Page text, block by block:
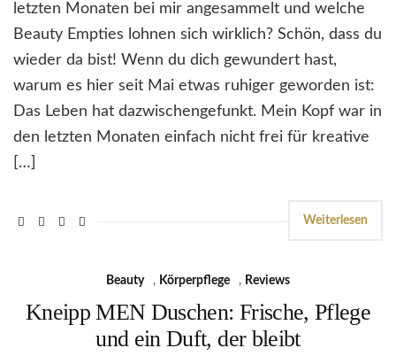
letzten Monaten bei mir angesammelt und welche
Beauty Empties lohnen sich wirklich? Schön, dass du
wieder da bist! Wenn du dich gewundert hast,
warum es hier seit Mai etwas ruhiger geworden ist:
Das Leben hat dazwischengefunkt. Mein Kopf war in
den letzten Monaten einfach nicht frei für kreative
[…]
Weiterlesen
Beauty , Körperpflege , Reviews
Kneipp MEN Duschen: Frische, Pflege
und ein Duft, der bleibt